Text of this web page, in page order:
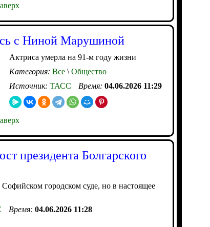
с Ниной Марушиной
Актриса умерла на 91-м году жизни
Категория: Все \ Общество
Источник: ТАСС Время: 04.06.2026 11:29
президента Болгарского
городском суде, но в настоящее
Время: 04.06.2026 11:28